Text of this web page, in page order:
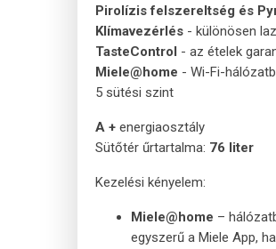
Pirolízis felszereltség és
Klímavezérlés - különösen
TasteControl - az ételek
Miele@home - Wi-Fi-
5 sütési szint
A + energiaosztály
Sütőtér űrtartalma: 76 liter
Kezelési kényelem:
Miele@home –
egyszerű a Miele App,